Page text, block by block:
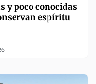
y poco conocidas
espíritu